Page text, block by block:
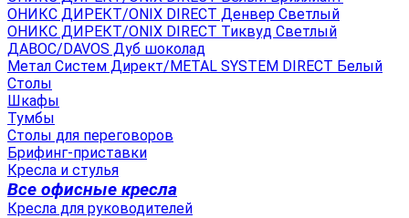
ОНИКС ДИРЕКТ/ONIX DIRECT Денвер Светлый
ОНИКС ДИРЕКТ/ONIX DIRECT Тиквуд Светлый
ДАВОС/DAVOS Дуб шоколад
Метал Систем Директ/METAL SYSTEM DIRECT Белый
Столы
Шкафы
Тумбы
Столы для переговоров
Брифинг-приставки
Кресла и стулья
Все офисные кресла
Кресла для руководителей